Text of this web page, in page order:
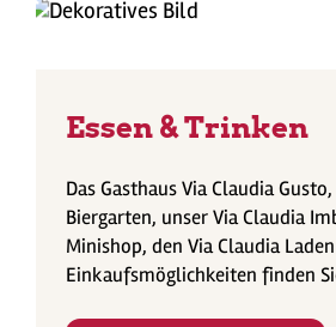
Essen & Trinken
Das Gasthaus Via Claudia
Biergarten, unser Via Claudia
Minishop, den Via Claudia
Einkaufsmöglichkeiten finden